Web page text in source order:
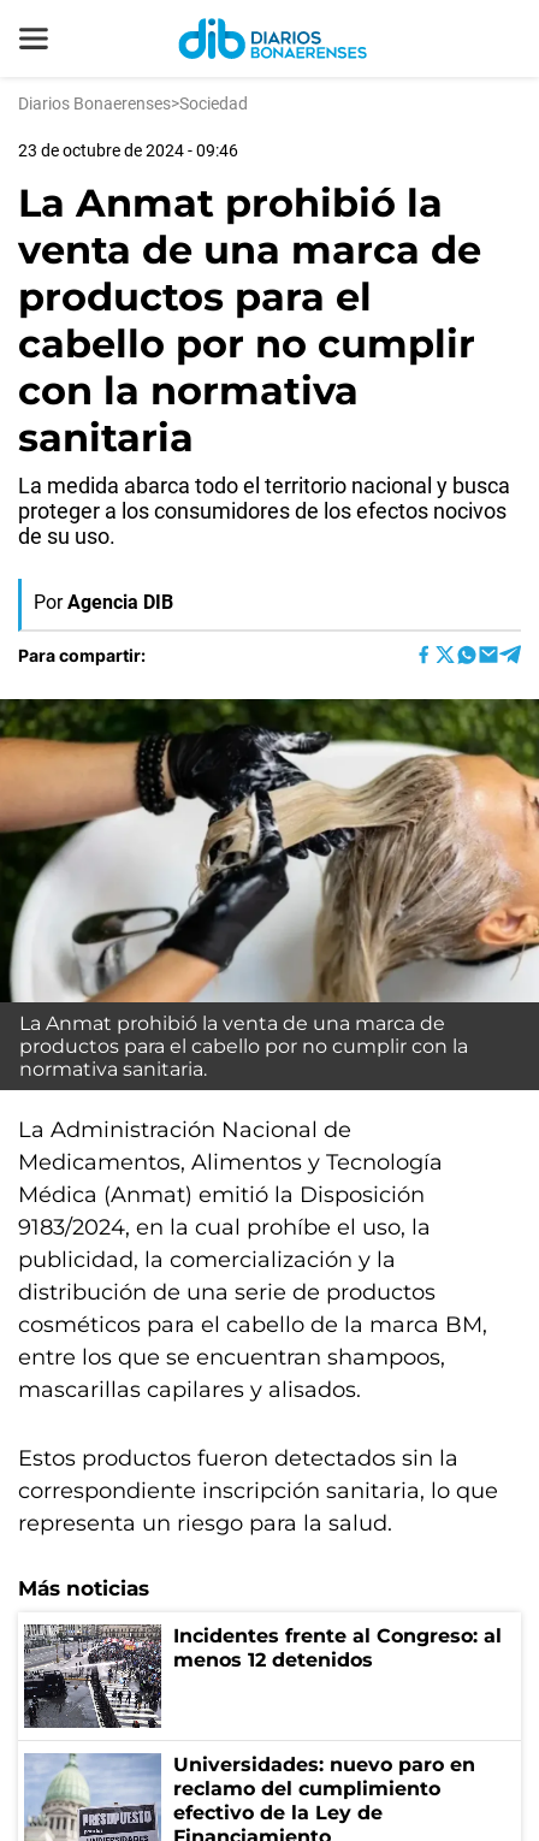
Diarios Bonaerenses>Sociedad
23 de octubre de 2024 - 09:46
La Anmat prohibió la
venta de una marca de
productos para el
cabello por no cumplir
con la normativa
sanitaria
La medida abarca todo el territorio nacional y busca
proteger a los consumidores de los efectos nocivos
de su uso.
Por Agencia DIB
Para compartir:
La Anmat prohibió la venta de una marca de
productos para el cabello por no cumplir con la
normativa sanitaria.
La Administración Nacional de
Medicamentos, Alimentos y Tecnología
Médica (Anmat) emitió la Disposición
9183/2024, en la cual prohíbe el uso, la
publicidad, la comercialización y la
distribución de una serie de productos
cosméticos para el cabello de la marca BM,
entre los que se encuentran shampoos,
mascarillas capilares y alisados.
Estos productos fueron detectados sin la
correspondiente inscripción sanitaria, lo que
representa un riesgo para la salud.
Más noticias
Incidentes frente al Congreso: al
menos 12 detenidos
Universidades: nuevo paro en
reclamo del cumplimiento
efectivo de la Ley de